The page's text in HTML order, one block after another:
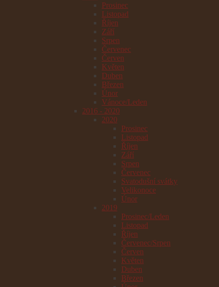
Prosinec
Listopad
Říjen
Září
Srpen
Červenec
Červen
Květen
Duben
Březen
Únor
Vánoce/Leden
2016 - 2020
2020
Prosinec
Listopad
Říjen
Září
Srpen
Červenec
Svatodušní svátky
Velikonoce
Únor
2019
Prosinec/Leden
Listopad
Říjen
Červenec/Srpen
Červen
Květen
Duben
Březen